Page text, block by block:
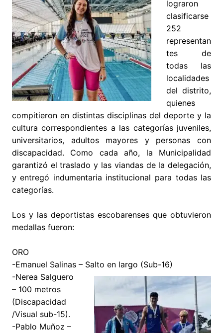
lograron
clasificarse
252
representan
tes de
todas las
localidades
del distrito,
quienes
compitieron en distintas disciplinas del deporte y la
cultura correspondientes a las categorías juveniles,
universitarios, adultos mayores y personas con
discapacidad. Como cada año, la Municipalidad
garantizó el traslado y las viandas de la delegación,
y entregó indumentaria institucional para todas las
categorías.
Los y las deportistas escobarenses que obtuvieron
medallas fueron:
ORO
-Emanuel Salinas – Salto en largo (Sub-16)
-Nerea Salguero
– 100 metros
(Discapacidad
/Visual sub-15).
-Pablo Muñoz –